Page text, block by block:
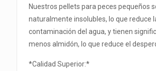
Nuestros pellets para peces pequeños
naturalmente insolubles, lo que reduce
contaminación del agua, y tienen
menos almidón, lo que reduce el
*Calidad Superior:*